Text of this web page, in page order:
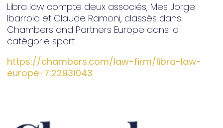
Libra law compte deux associés, Mes Jorge
Ibarrola et Claude Ramoni, classés dans
Chambers and Partners Europe dans la
catégorie sport.
https://chambers.com/law-firm/libra-law-
europe-7:22931043